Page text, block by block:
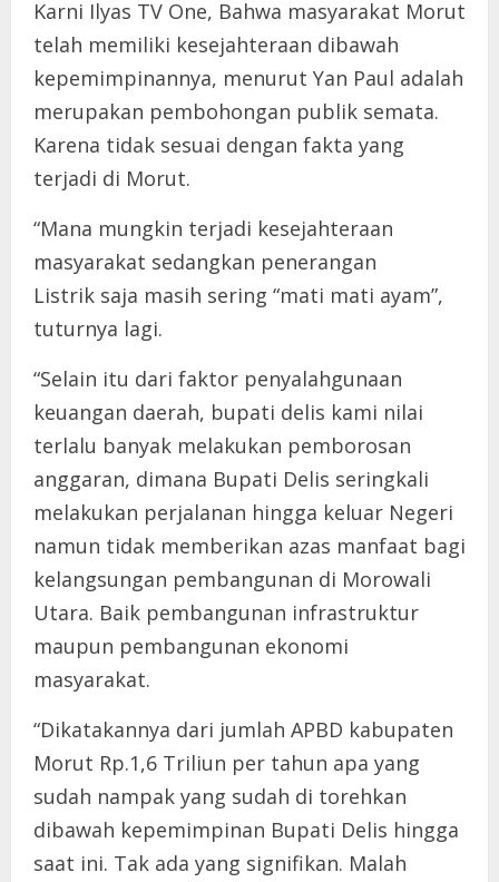
Karni Ilyas TV One, Bahwa masyarakat Morut
telah memiliki kesejahteraan dibawah
kepemimpinannya, menurut Yan Paul adalah
merupakan pembohongan publik semata.
Karena tidak sesuai dengan fakta yang
terjadi di Morut.
“Mana mungkin terjadi kesejahteraan
masyarakat sedangkan penerangan
Listrik saja masih sering “mati mati ayam”,
tuturnya lagi.
“Selain itu dari faktor penyalahgunaan
keuangan daerah, bupati delis kami nilai
terlalu banyak melakukan pemborosan
anggaran, dimana Bupati Delis seringkali
melakukan perjalanan hingga keluar Negeri
namun tidak memberikan azas manfaat bagi
kelangsungan pembangunan di Morowali
Utara. Baik pembangunan infrastruktur
maupun pembangunan ekonomi
masyarakat.
“Dikatakannya dari jumlah APBD kabupaten
Morut Rp.1,6 Triliun per tahun apa yang
sudah nampak yang sudah di torehkan
dibawah kepemimpinan Bupati Delis hingga
saat ini. Tak ada yang signifikan. Malah